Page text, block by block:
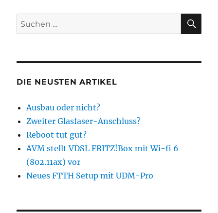
Suchen
nach:
DIE NEUSTEN ARTIKEL
Ausbau oder nicht?
Zweiter Glasfaser-Anschluss?
Reboot tut gut?
AVM stellt VDSL FRITZ!Box mit Wi-fi 6
(802.11ax) vor
Neues FTTH Setup mit UDM-Pro